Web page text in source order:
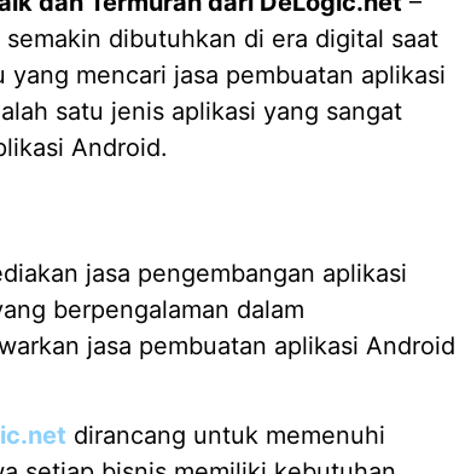
dibutuhkan di era digital saat
mencari jasa pembuatan aplikasi
satu jenis aplikasi yang sangat
Android.
jasa pengembangan aplikasi
berpengalaman dalam
jasa pembuatan aplikasi Android
dirancang untuk memenuhi